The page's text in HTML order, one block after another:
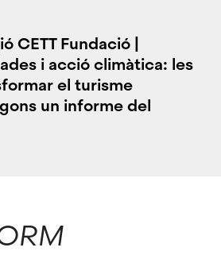
CETT Fundació |
i acció climàtica: les
el turisme
un informe del